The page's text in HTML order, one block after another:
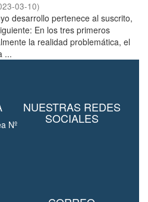
03-10)
desarrollo pertenece al suscrito,
En los tres primeros
la realidad problemática, el
...
Nº
NUESTRAS REDES
SOCIALES